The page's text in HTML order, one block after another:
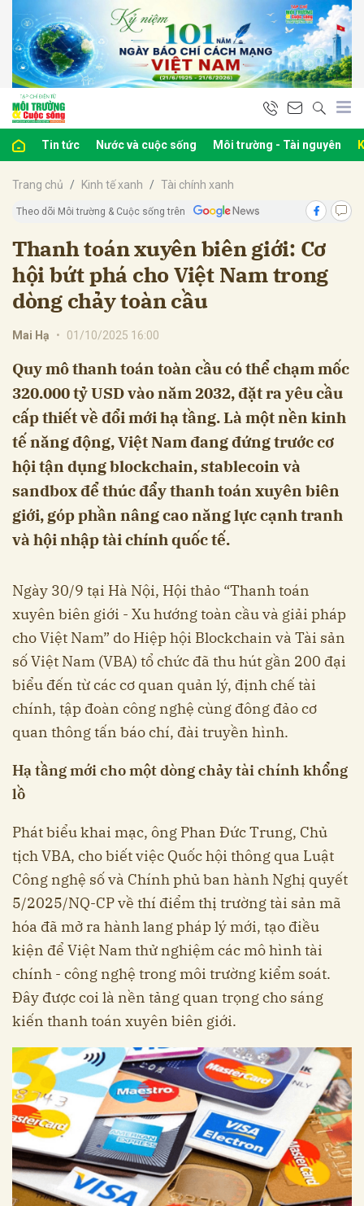
Tin tức Nước và cuộc sống Môi trường - Tài nguyên
Trang chủ Kinh tế xanh Tài chính xanh
Theo dõi Môi trường & Cuộc sống trên
Thanh toán xuyên biên giới: Cơ
hội bứt phá cho Việt Nam trong
dòng chảy toàn cầu
Mai Hạ • 01/10/2025 16:00
Quy mô thanh toán toàn cầu có thể chạm mốc
320.000 tỷ USD vào năm 2032, đặt ra yêu cầu
cấp thiết về đổi mới hạ tầng. Là một nền kinh
tế năng động, Việt Nam đang đứng trước cơ
hội tận dụng blockchain, stablecoin và
sandbox để thúc đẩy thanh toán xuyên biên
giới, góp phần nâng cao năng lực cạnh tranh
và hội nhập tài chính quốc tế.
Ngày 30/9 tại Hà Nội, Hội thảo “Thanh toán
xuyên biên giới - Xu hướng toàn cầu và giải pháp
cho Việt Nam” do Hiệp hội Blockchain và Tài sản
số Việt Nam (VBA) tổ chức đã thu hút gần 200 đại
biểu đến từ các cơ quan quản lý, định chế tài
chính, tập đoàn công nghệ cùng đông đảo cơ
quan thông tấn báo chí, đài truyền hình.
Hạ tầng mới cho một dòng chảy tài chính khổng
lồ
Phát biểu khai mạc, ông Phan Đức Trung, Chủ
tịch VBA, cho biết việc Quốc hội thông qua Luật
Công nghệ số và Chính phủ ban hành Nghị quyết
5/2025/NQ-CP về thí điểm thị trường tài sản mã
hóa đã mở ra hành lang pháp lý mới, tạo điều
kiện để Việt Nam thử nghiệm các mô hình tài
chính - công nghệ trong môi trường kiểm soát.
Đây được coi là nền tảng quan trọng cho sáng
kiến thanh toán xuyên biên giới.
luận
Hủy